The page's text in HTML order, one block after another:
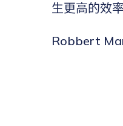
生更高的效
Robbert